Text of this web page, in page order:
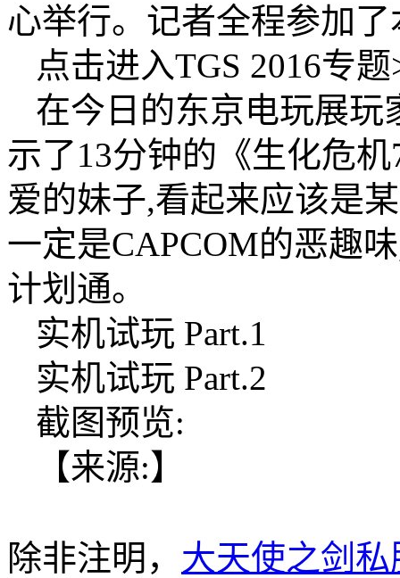
心举行。记者全程参加
点击进入TGS 2016专题
在今日的东京电玩展玩
示了13分钟的《生化危
爱的妹子,看起来应该是
一定是CAPCOM的恶趣
计划通。
实机试玩 Part.1
实机试玩 Part.2
截图预览:
【来源:】
除非注明， 大天使之剑私